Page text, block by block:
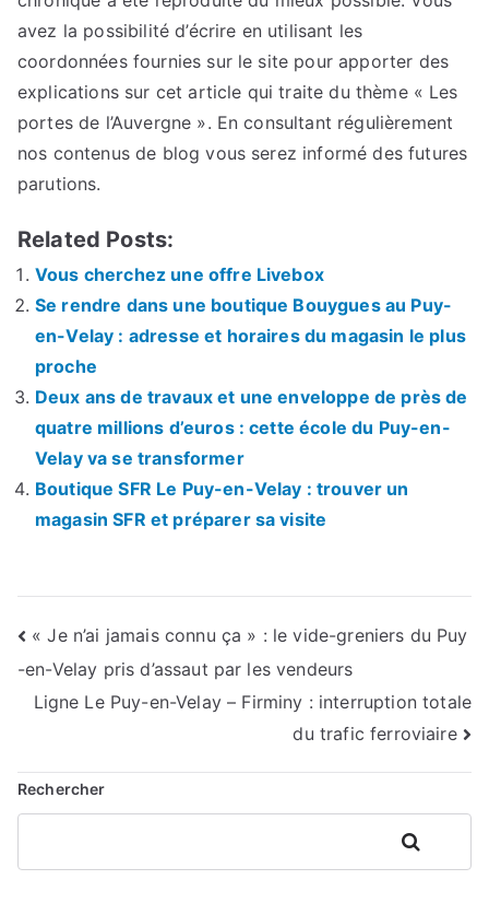
avez la possibilité d’écrire en utilisant les
coordonnées fournies sur le site pour apporter des
explications sur cet article qui traite du thème « Les
portes de l’Auvergne ». En consultant régulièrement
nos contenus de blog vous serez informé des futures
parutions.
Related Posts:
Vous cherchez une offre Livebox
Se rendre dans une boutique Bouygues au Puy-
en-Velay : adresse et horaires du magasin le plus
proche
Deux ans de travaux et une enveloppe de près de
quatre millions d’euros : cette école du Puy-en-
Velay va se transformer
Boutique SFR Le Puy-en-Velay : trouver un
magasin SFR et préparer sa visite
Navigation
de
« Je n’ai jamais connu ça » : le vide-greniers du Puy
-en-Velay pris d’assaut par les vendeurs
Ligne Le Puy-en-Velay – Firminy : interruption totale
du trafic ferroviaire
Rechercher
Rechercher